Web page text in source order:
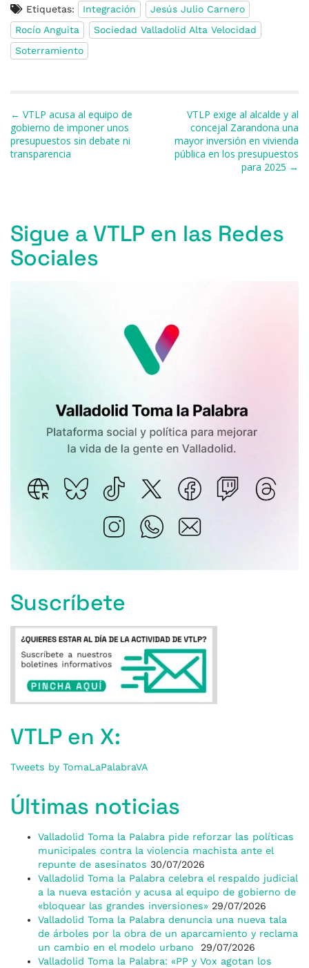
c
e
b
o
k
e
s
re
a
at
s
e
gr
ai
l
m
p
r
Etiquetas: Integración
Jesús Julio Carnero
Rocío Anguita
Sociedad Valladolid Alta Velocidad
Soterramiento
Navegación de entradas
← VTLP acusa al equipo de
gobierno de imponer unos
presupuestos sin debate ni
transparencia
VTLP exige al alcalde y al
concejal Zarandona una
mayor inversión en vivienda
pública en los presupuestos
para 2025 →
Sigue a VTLP en las Redes
Sociales
Suscríbete
VTLP en X:
Tweets by TomaLaPalabraVA
Últimas noticias
Valladolid Toma la Palabra pide reforzar las políticas
municipales contra la violencia machista ante el
repunte de asesinatos 30/07/2026
Valladolid Toma la Palabra celebra el respaldo judicial
a la nueva estación y acusa al equipo de gobierno de
«bloquear las grandes inversiones» 29/07/2026
Valladolid Toma la Palabra denuncia una nueva tala
de árboles por la obra de un aparcamiento y reclama
un cambio en el modelo urbano
29/07/2026
Valladolid Toma la Palabra: «PP y Vox agotan los